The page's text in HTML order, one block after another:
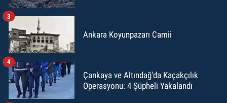
Ankara Koyunpazarı Camii
3
Çankaya ve Altındağ'da Kaçakçılık
Operasyonu: 4 Şüpheli Yakalandı
4